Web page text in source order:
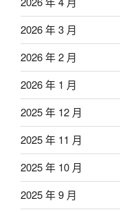
2026 年 3 月
2026 年 2 月
2026 年 1 月
2025 年 12 月
2025 年 11 月
2025 年 10 月
2025 年 9 月